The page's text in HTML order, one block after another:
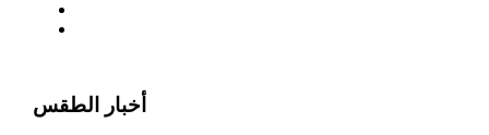
أخبار الطقس